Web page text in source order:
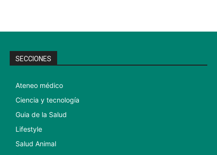
SECCIONES
Ateneo médico
Ciencia y tecnología
Guia de la Salud
Lifestyle
Salud Animal